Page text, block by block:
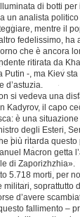
di botti
un analista
mentre il
fedelissimo, ha
che è ancora
ritirata da
-, ma Kiev
d’astuzia.
si vedeva una
Kadyrov, il capo
è una
degli Esteri,
più ritarda
Macron getta
di Zaporizhzhia».
5.718 morti, per
soprattutto
d’avere
fallimento –